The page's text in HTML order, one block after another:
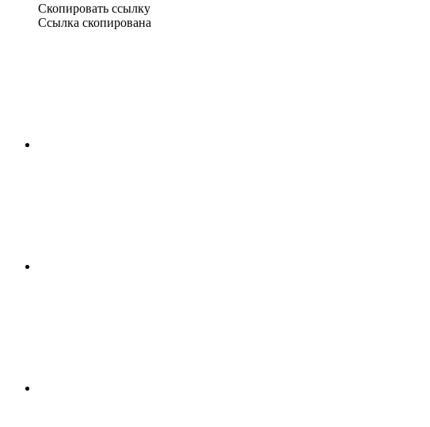
Скопировать ссылку
Ссылка скопирована